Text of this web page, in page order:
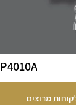
P4010A
מרוצים